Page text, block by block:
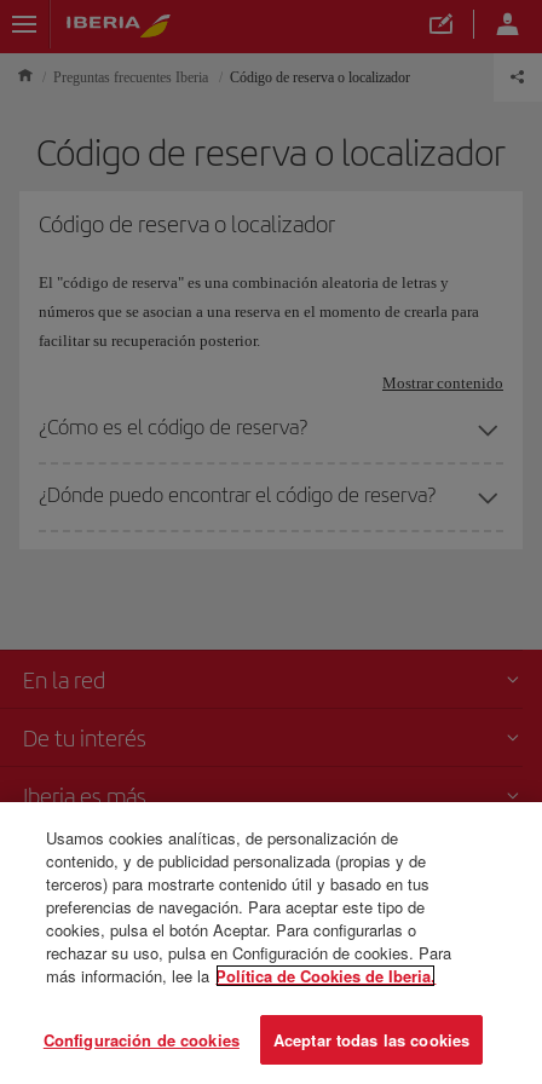
Preguntas frecuentes Iberia Código de reserva o localizador
Código de reserva o localizador
Código de reserva o localizador
El "código de reserva" es una combinación aleatoria de letras y
números que se asocian a una reserva en el momento de crearla para
facilitar su recuperación posterior.
Mostrar contenido
¿Cómo es el código de reserva?
¿Dónde puedo encontrar el código de reserva?
En la red
De tu interés
Iberia es más
Transparencia
© Iberia 2026
Usamos cookies analíticas, de personalización de
contenido, y de publicidad personalizada (propias y de
terceros) para mostrarte contenido útil y basado en tus
preferencias de navegación. Para aceptar este tipo de
cookies, pulsa el botón Aceptar. Para configurarlas o
rechazar su uso, pulsa en Configuración de cookies. Para
más información, lee la Política de Cookies de Iberia.
Configuración de cookies Aceptar todas las cookies